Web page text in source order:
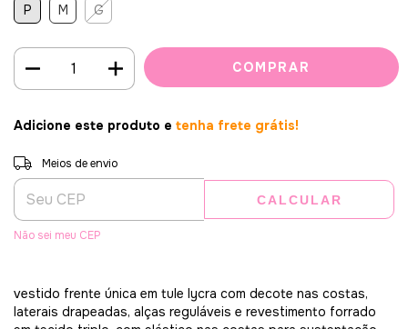
P M G
Adicione este produto e tenha frete grátis!
Entregas para o CEP:
Meios de envio
CALCULAR
Não sei meu CEP
vestido frente única em tule lycra com decote nas costas,
laterais drapeadas, alças reguláveis e revestimento forrado